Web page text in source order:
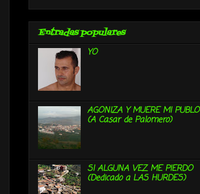
Entradas populares
YO
AGONIZA Y MUERE MI PUBLO
(A Casar de Palomero)
SI ALGUNA VEZ ME PIERDO
(Dedicado a LAS HURDES)